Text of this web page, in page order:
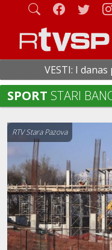
VESTI: I danas
SPORT STARI
RTV Stara Pazova